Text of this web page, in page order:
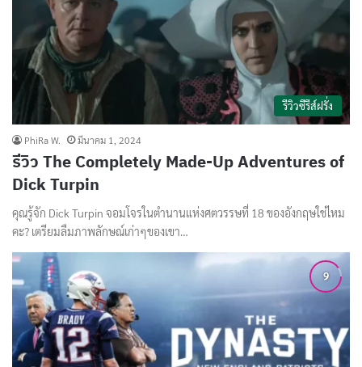
รีวิวซีรีส์ฝรั่ง
PhiRa W. มีนาคม 1, 2024
รีวิว The Completely Made-Up Adventures of
Dick Turpin
คุณรู้จัก Dick Turpin จอมโจรในตำนานแห่งศตวรรษที่ 18 ของอังกฤษใช่ไหม
คะ? เตรียมลืมภาพลักษณ์เก่าๆของเขา…